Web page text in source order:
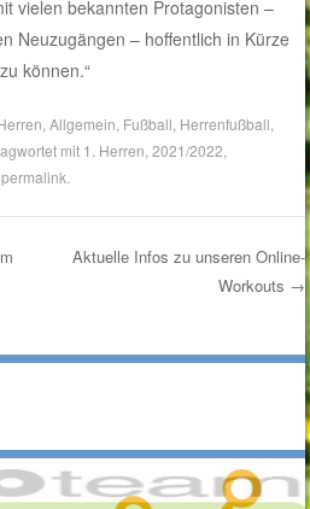
vielen bekannten Protagonisten –
Neuzugängen – hoffentlich in Kürze
können.“
,Allgemein Fußball Herrenfußball
mit 1. Herren ,2021/2022
permalink
Aktuelle Infos zu unseren Online-
Workouts →